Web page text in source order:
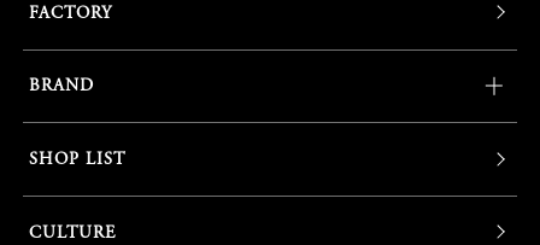
FACTORY
BRAND
SHOP LIST
CULTURE